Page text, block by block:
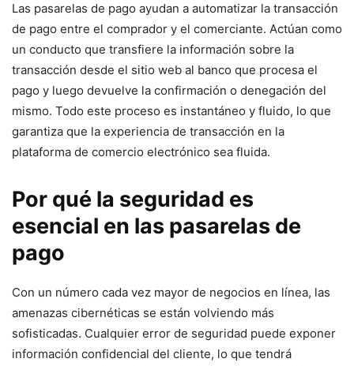
Las pasarelas ⁤de pago ayudan a automatizar la transacción⁢
de pago entre el comprador y⁣ el comerciante. Actúan como
un conducto‌ que transfiere la información sobre la
transacción desde el sitio web al banco que procesa el
pago y luego devuelve la confirmación⁤ o denegación del
mismo. Todo este proceso es instantáneo y fluido, lo que
garantiza que la experiencia de transacción en la
plataforma de comercio electrónico sea fluida.
Por qué la seguridad es
⁢esencial en las pasarelas de
pago
Con un número cada vez mayor de negocios en línea, las
amenazas cibernéticas se están volviendo más
sofisticadas. Cualquier error de ⁢seguridad puede exponer
⁤información confidencial del cliente, lo que tendrá